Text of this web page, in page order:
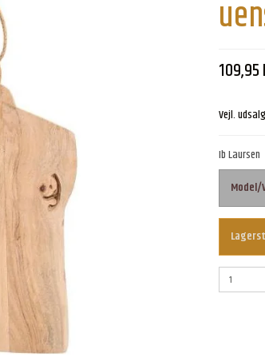
109,95
Vejl.
Ib Laursen
Model/